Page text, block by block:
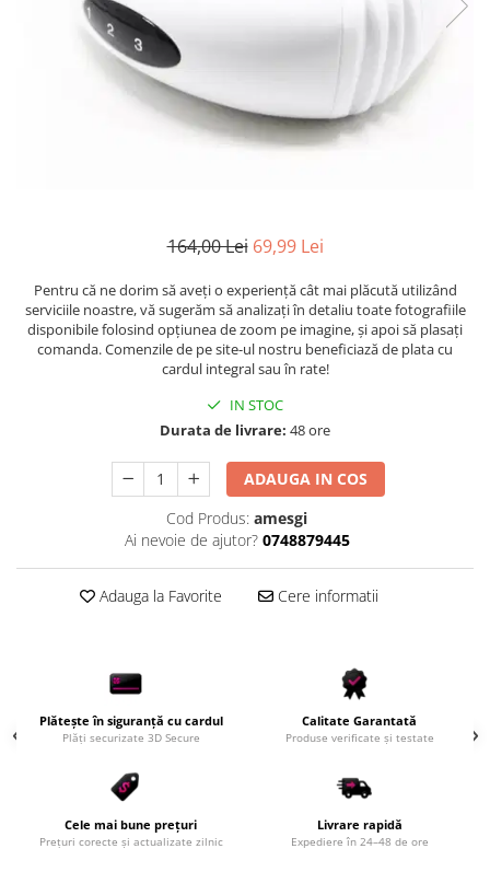
164,00 Lei 69,99 Lei
Pentru că ne dorim să aveți o experiență cât mai plăcută utilizând
serviciile noastre, vă sugerăm să analizați în detaliu toate fotografiile
disponibile folosind opțiunea de zoom pe imagine, și apoi să plasați
comanda. Comenzile de pe site-ul nostru beneficiază de plata cu
cardul integral sau în rate!
IN STOC
Durata de livrare: 48 ore
ADAUGA IN COS
Cod Produs: amesgi
Ai nevoie de ajutor? 0748879445
Adauga la Favorite Cere informatii
Plătește în siguranță cu cardul
Plăți securizate 3D Secure
Calitate Garantată
Produse verificate și testate
Cele mai bune prețuri
Prețuri corecte și actualizate zilnic
Livrare rapidă
Expediere în 24–48 de ore